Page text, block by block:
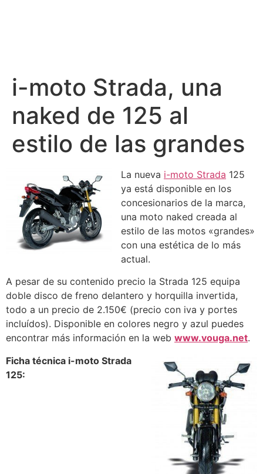
i-moto Strada, una
naked de 125 al
estilo de las grandes
La nueva i-moto Strada 125
ya está disponible en los
concesionarios de la marca,
una moto naked creada al
estilo de las motos «grandes»
con una estética de lo más
actual.
A pesar de su contenido precio la Strada 125 equipa
doble disco de freno delantero y horquilla invertida,
todo a un precio de 2.150€ (precio con iva y portes
incluídos). Disponible en colores negro y azul puedes
encontrar más información en la web www.vouga.net.
Ficha técnica i-moto Strada
125: